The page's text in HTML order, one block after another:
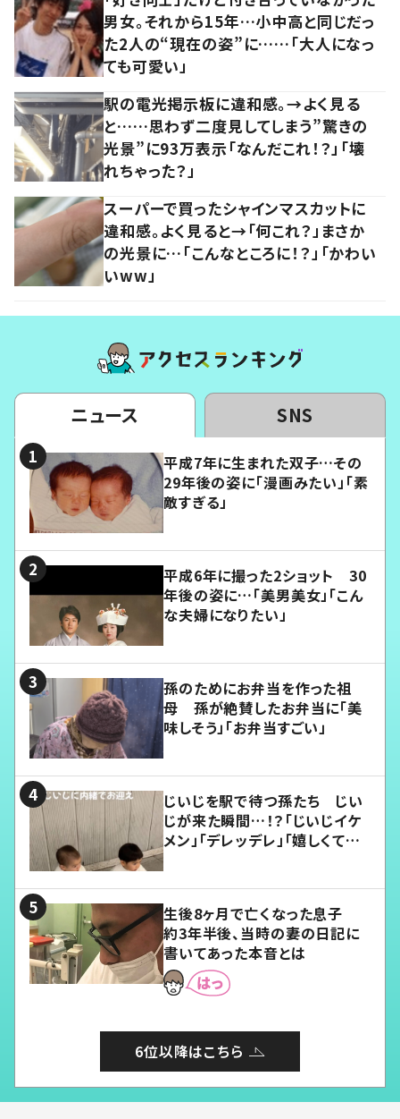
男女。それから15年…小中高と同じだっ
た2人の“現在の姿”に……「大人になっ
ても可愛い」
駅の電光掲示板に違和感。→よく見る
と……思わず二度見してしまう”驚きの
光景”に93万表示「なんだこれ！？」「壊
れちゃった？」
スーパーで買ったシャインマスカットに
違和感。よく見ると→「何これ？」まさか
の光景に…「こんなところに！？」「かわい
いww」
ニュース SNS
平成7年に生まれた双子…その
29年後の姿に「漫画みたい」「素
敵すぎる」
平成6年に撮った2ショット 30
年後の姿に…「美男美女」「こん
な夫婦になりたい」
孫のためにお弁当を作った祖
母 孫が絶賛したお弁当に「美
味しそう」「お弁当すごい」
じいじを駅で待つ孫たち じい
じが来た瞬間…！？「じいじイケ
メン」「デレッデレ」「嬉しくて可
生後8ヶ月で亡くなった息子
約3年半後、当時の妻の日記に
書いてあった本音とは
6位以降はこちら